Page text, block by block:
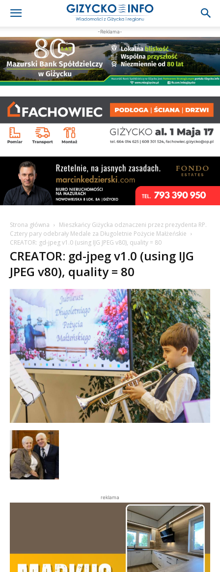
-Reklama-
Strona główna
Mieszkańcy Giżycka odznaczeni przez prezydenta RP.
Cztery pary odebrały Medale za Długoletnie Pożycie Małżeńskie
CREATOR: gd-jpeg v1.0 (using IJG JPEG v80), quality = 80
CREATOR: gd-jpeg v1.0 (using IJG
JPEG v80), quality = 80
reklama